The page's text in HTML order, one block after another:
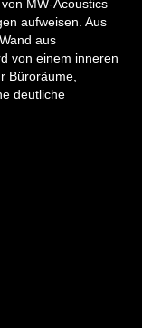
MW-Acoustics
aufweisen. Aus
aus
von einem inneren
Büroräume,
deutliche